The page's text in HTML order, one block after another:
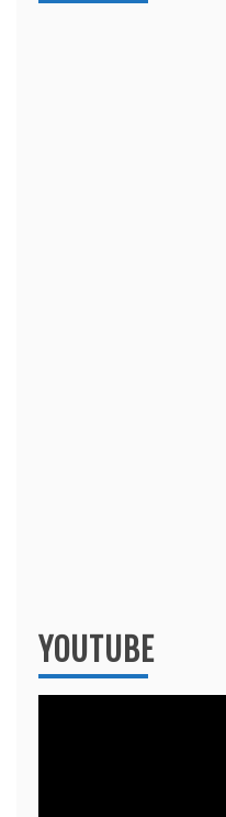
YOUTUBE